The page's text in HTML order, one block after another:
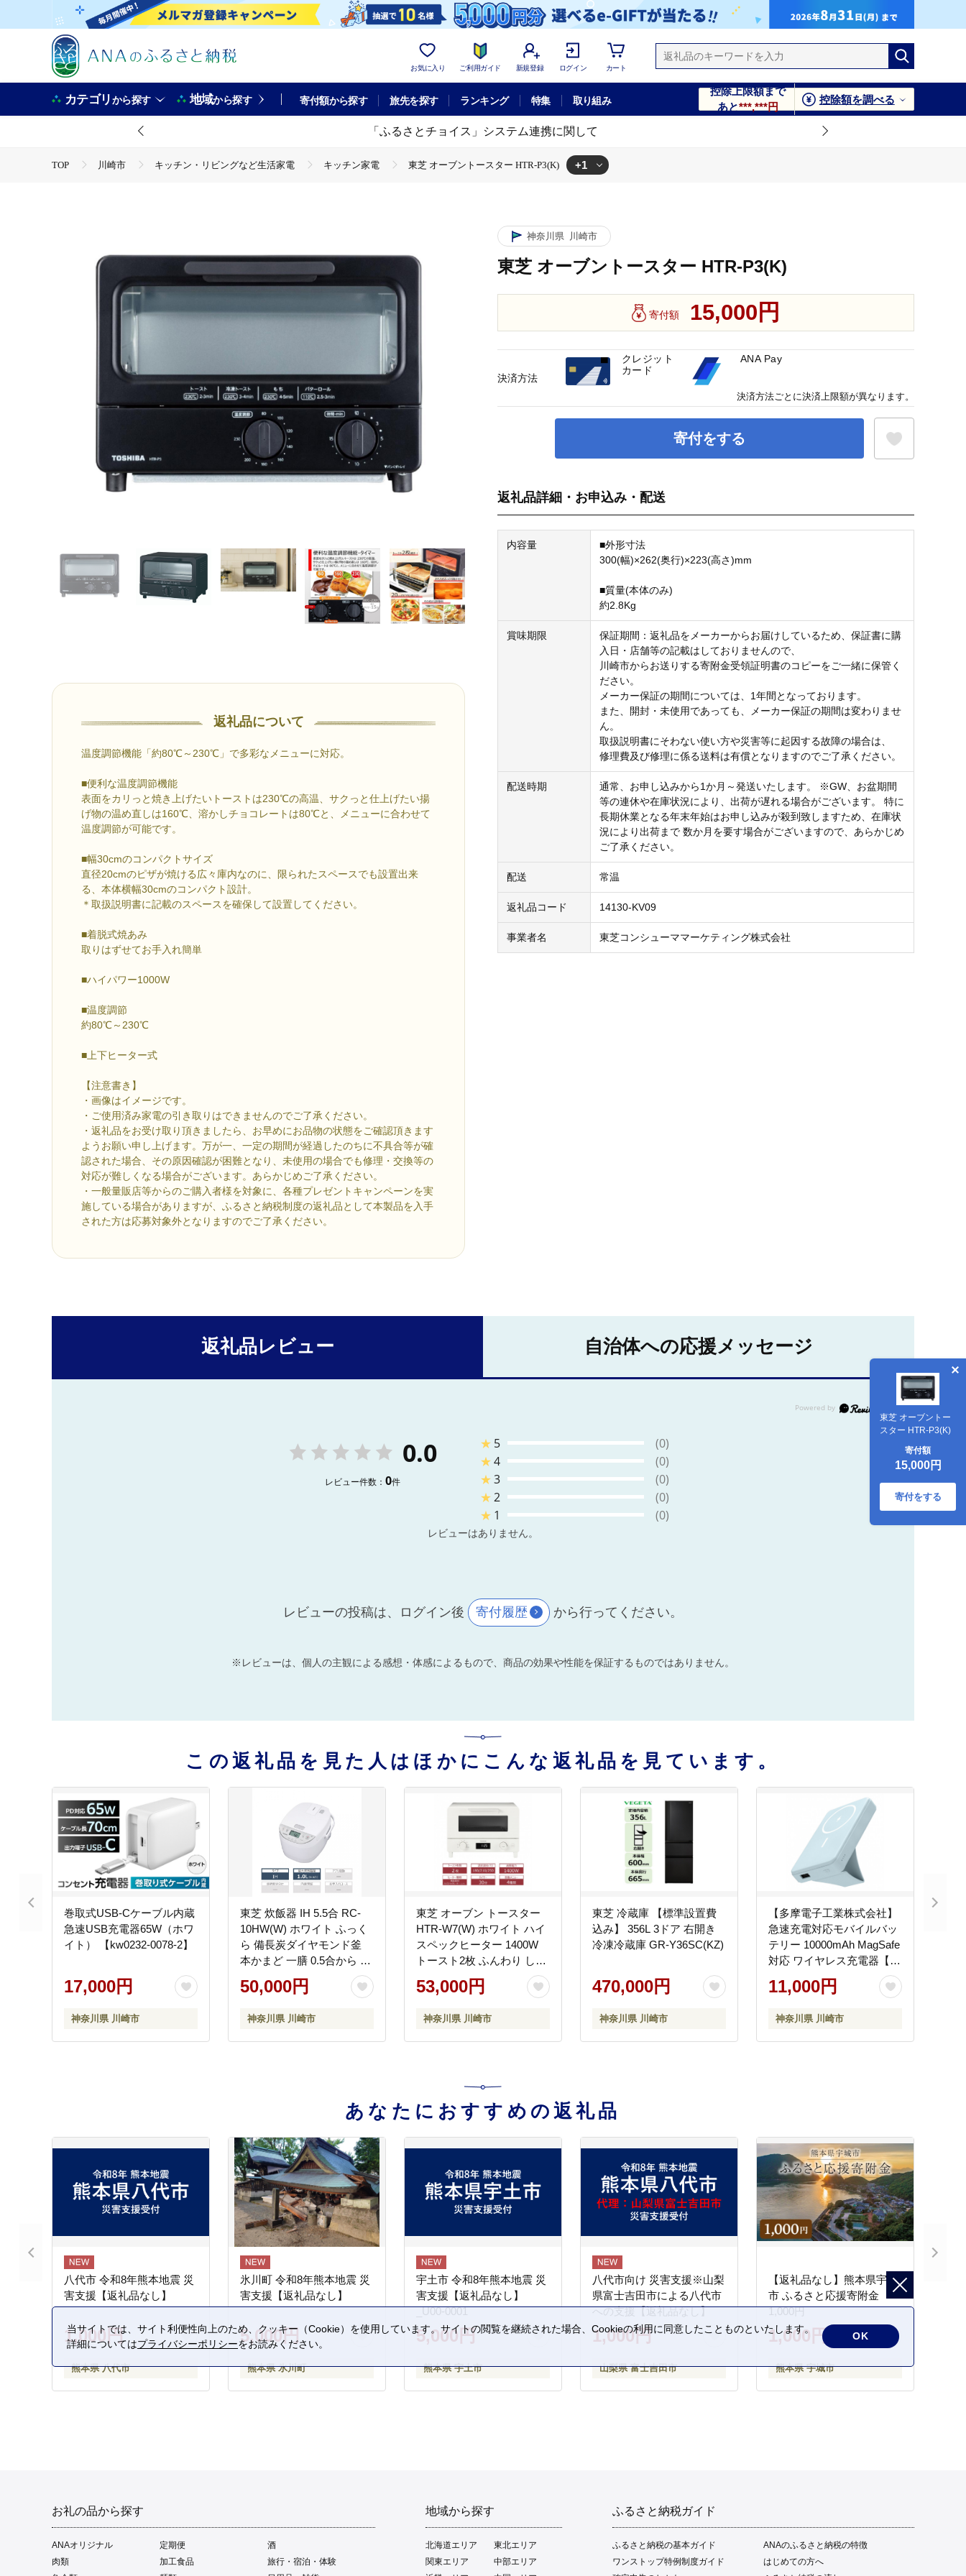
お気に入り ご利用ガイド 新規登録 ログイン カート
カテゴリから探す 地域から探す 寄付額から探す 旅先を探す ランキング 特集 取り組み
控除上限額まで
あと***,***円
控除額を調べる
「ふるさとチョイス」システム連携に関して
TOP 川崎市 キッチン・リビングなど生活家電 キッチン家電 東芝 オーブントースター HTR-P3(K) +1
返礼品について
温度調節機能「約80℃～230℃」で多彩なメニューに対応。
■便利な温度調節機能
表面をカリっと焼き上げたいトーストは230℃の高温、サクっと仕上げたい揚
げ物の温め直しは160℃、溶かしチョコレートは80℃と、メニューに合わせて
温度調節が可能です。
■幅30cmのコンパクトサイズ
直径20cmのピザが焼ける広々庫内なのに、限られたスペースでも設置出来
る、本体横幅30cmのコンパクト設計。
＊取扱説明書に記載のスペースを確保して設置してください。
■着脱式焼あみ
取りはずせてお手入れ簡単
■ハイパワー1000W
■温度調節
約80℃～230℃
■上下ヒーター式
【注意書き】
・画像はイメージです。
・ご使用済み家電の引き取りはできませんのでご了承ください。
・返礼品をお受け取り頂きましたら、お早めにお品物の状態をご確認頂きます
ようお願い申し上げます。万が一、一定の期間が経過したのちに不具合等が確
認された場合、その原因確認が困難となり、未使用の場合でも修理・交換等の
対応が難しくなる場合がございます。あらかじめご了承ください。
・一般量販店等からのご購入者様を対象に、各種プレゼントキャンペーンを実
施している場合がありますが、ふるさと納税制度の返礼品として本製品を入手
された方は応募対象外となりますのでご了承ください。
神奈川県 川崎市
東芝 オーブントースター HTR-P3(K)
寄付額 15,000円
寄付をする
東芝 オーブントー
スター HTR-P3(K)
寄付額
15,000円
寄付をする
返礼品詳細・お申込み・配送
内容量
■外形寸法
300(幅)×262(奥行)×223(高さ)mm
■質量(本体のみ)
約2.8Kg
賞味期限
保証期間：返礼品をメーカーからお届けしているため、保証書に購
入日・店舗等の記載はしておりませんので、
川崎市からお送りする寄附金受領証明書のコピーをご一緒に保管く
ださい。
メーカー保証の期間については、1年間となっております。
また、開封・未使用であっても、メーカー保証の期間は変わりませ
ん。
取扱説明書にそわない使い方や災害等に起因する故障の場合は、
修理費及び修理に係る送料は有償となりますのでご了承ください。
配送時期
通常、お申し込みから1か月～発送いたします。 ※GW、お盆期間
等の連休や在庫状況により、出荷が遅れる場合がございます。 特に
長期休業となる年末年始はお申し込みが殺到致しますため、在庫状
況により出荷まで 数か月を要す場合がございますので、あらかじめ
ご了承ください。
配送 常温
返礼品コード 14130-KV09
事業者名 東芝コンシューママーケティング株式会社
決済方法
クレジット
カード
ANA Pay
決済方法ごとに決済上限額が異なります。
返礼品レビュー 自治体への応援メッセージ
0.0
レビュー件数： 0件
★ 5
(0)
★4
(0)
★3
(0)
★2
(0)
★ 1 (0)
レビューはありません。
レビューの投稿は、ログイン後 寄付履歴 から行ってください。
※レビューは、個人の主観による感想・体感によるもので、商品の効果や性能を保証するものではありません。
この返礼品を見た人はほかにこんな返礼品を見ています。
巻取式USB-Cケーブル内蔵
急速USB充電器65W（ホワ
イト） 【kw0232-0078-2】
17,000円
神奈川県 川崎市
東芝 炊飯器 IH 5.5合 RC-
10HW(W) ホワイト ふっく
ら 備長炭ダイヤモンド釜
本かまど 一膳 0.5合から 冷
凍ごはん 早炊き 炊き込み
おいしい 便利 家電 炊飯 お
川県 川崎市
50,000円
神奈川県 川崎市
東芝 オーブン トースター
HTR-W7(W) ホワイト ハイ
スペックヒーター 1400W
トースト2枚 ふんわり しっ
とり パン 食パン あたため
自動メニュー マイコンタイ
チン家電 人気 おすすめ
TOSHIBA 神奈川県 川崎市
53,000円
神奈川県 川崎市
東芝 冷蔵庫 【標準設置費
込み】 356L 3ドア 右開き
冷凍冷蔵庫 GR-Y36SC(KZ)
470,000円
神奈川県 川崎市
【多摩電子工業株式会社】
急速充電対応モバイルバッ
テリー 10000mAh MagSafe
対応 ワイヤレス充電器【ベ
ビーブルー】
11,000円
神奈川県 川崎市
あなたにおすすめの返礼品
八代市 令和8年熊本地震 災
害支援【返礼品なし】
1,000円
熊本県 八代市
氷川町 令和8年熊本地震 災
害支援【返礼品なし】
5,000円
熊本県 氷川町
宇土市 令和8年熊本地震 災
害支援【返礼品なし】
_U00-0001
5,000円
熊本県 宇土市
八代市向け 災害支援※山梨
県富士吉田市による八代市
への支援【返礼品なし】
1,000円
山梨県 富士吉田市
【返礼品なし】熊本県宇城
市 ふるさと応援寄附金
1,000円
1,000円
熊本県 宇城市
お礼の品から探す
ANAオリジナル 定期便
酒
肉類
加工食品
旅行・宿泊・体験
地域から探す
北海道エリア
東北エリア
関東エリア
中部エリア
ふるさと納税ガイド
ふるさと納税の基本ガイド
ANAのふるさと納税の特徴
ワンストップ特例制度ガイド
はじめての方へ
当サイトでは、サイト利便性向上のため、クッキー（Cookie）を使用しています。サイトの閲覧を継続された場合、Cookieの利用に同意したことものといたします。
詳細についてはプライバシーポリシーをお読みください。
OK